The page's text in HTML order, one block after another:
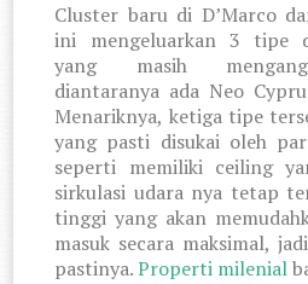
Cluster baru di D’Marco
ini mengeluarkan 3 tipe
yang masih
diantaranya ada Neo
Menariknya, ketiga tipe
yang pasti disukai oleh
seperti memiliki ceiling
sirkulasi udara nya tetap
tinggi yang akan
masuk secara maksimal,
pastinya.Properti milenial